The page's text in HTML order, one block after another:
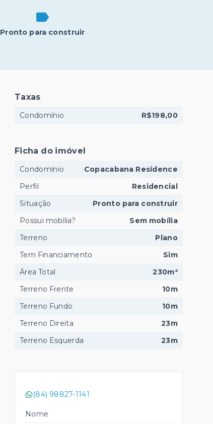
Pronto para construir
Taxas
Condomínio R$198,00
Ficha do imóvel
Condomínio
Copacabana Residence
Perfil
Residencial
Situação
Pronto para construir
Possui mobília?
Sem mobília
Terreno
Plano
Tem Financiamento
Sim
Área Total
230m²
Terreno Frente
10m
Terreno Fundo
10m
Terreno Direita
23m
Terreno Esquerda
23m
(84) 98827-1141
Nome